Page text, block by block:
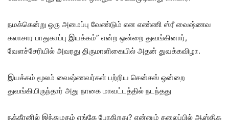
நமக்கென்று ஒரு அமைப்பு வேண்டும் என எண்ணி ஸ்ரீ வைஷ்ணவ
கலாசார பாதுகாப்பு இயக்கம்” என்ற ஒன்றை துவங்கினார்,
வேளச்சேரியில் அவரது திருமாளிகையில் அதன் துவக்கவிழா.
இயக்கம் மூலம் வைஷ்ணவர்கள் பற்றிய சென்சஸ் ஒன்றை
துவங்கியிருந்தார் அது நாகை மாவட்டத்தில் நடந்தது
நக்கீரனில் இந்துமதம் எங்கே போகிறது? என்னும் தலைப்பில் ஆஸ்திக